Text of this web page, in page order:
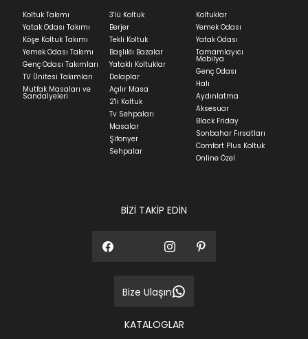
Ev tekstili siparişlerinizin kargoya verilme süresi
ortalama 5-24 iş günüdür.
Yatak siparişlerinizin teslim süresi yaşadığınız şehre
ve ürünün stok durumuna göre ortalama 5-24 iş
günüdür.
Panel ve Döşeme grubu ürün siparişlerinizin teslim
süresi yaşadığınız şehre ve ürünün stok durumuna
göre ortalama 30-45 iş günüdür.
Siparişlerim bölümünden sürecinizi takip edebilirsiniz.
Sıkça Sorulan Sorularbölümünü ziyaret
Koltuk Takımı
Yatak Odası Takımı
Köşe Koltuk Takımı
Yemek Odası Takımı
Genç Odası Takımları
TV Ünitesi Takımları
Mutfak Masaları ve
Sandalyeleri
3'lü Koltuk
Berjer
Tekli Koltuk
Başlıklı Bazalar
Yataklı Koltuklar
Dolaplar
Açılır Masa
2'li Koltuk
Tv Sehpaları
Masalar
Şifonyer
Sehpalar
Koltuklar
Yemek Odası
Yatak Odası
Tamamlayıcı
Mobilya
Genç Odası
Halı
Aydınlatma
Aksesuar
Black Friday
Sonbahar Fırsatları
Comfort Plus Koltuk
Online Özel
BİZİ TAKİP EDİN
Bize Ulaşın
KATALOGLAR